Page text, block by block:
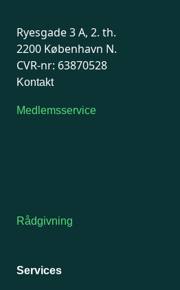
Ryesgade 3 A, 2. th.
2200 København N.
CVR-nr: 63870528
Kontakt
Medlemsservice
Rådgivning
Services